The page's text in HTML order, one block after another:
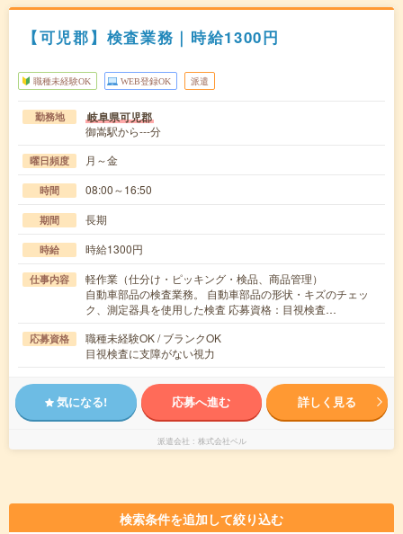
【可児郡】検査業務｜時給1300円
職種未経験OK WEB登録OK 派遣
勤務地 岐阜県可児郡
御嵩駅から---分
曜日頻度 月～金
時間 08:00～16:50
期間 長期
時給 時給1300円
仕事内容
軽作業（仕分け・ピッキング・検品、商品管理）
自動車部品の検査業務。 自動車部品の形状・キズのチェッ
ク、測定器具を使用した検査 応募資格：目視検査…
応募資格
職種未経験OK / ブランクOK
目視検査に支障がない視力
気になる! 応募へ進む 詳しく見る
派遣会社 株式会社ベル
検索条件を追加して絞り込む